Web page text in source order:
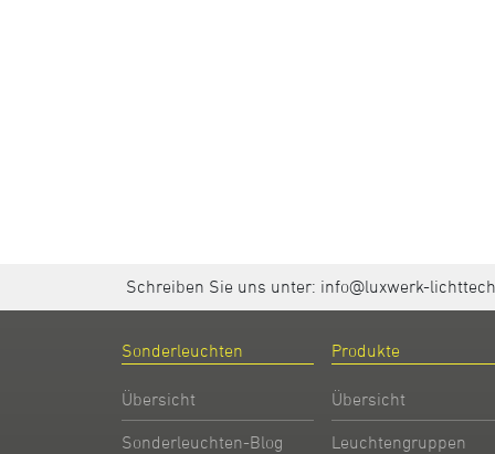
Schreiben Sie uns unter: info@luxwerk-
Sonderleuchten
Übersicht
Sonderleuchten-Blog
Produkte
Übersicht
Leuchtengruppen